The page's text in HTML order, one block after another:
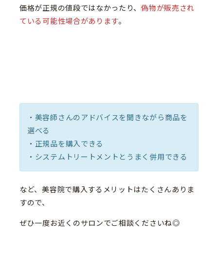
価格が正規の値段ではなかったり、偽物が販売され
ている可能性場合があります。
・美容師さんのアドバイスを聞きながら商品を
選べる
・正規品を購入できる
・システムトリートメントとうまく併用できる
など、美容院で購入するメリットはたくさんありま
すので、
ぜひ一度お近くのサロンでご相談くださいね◎